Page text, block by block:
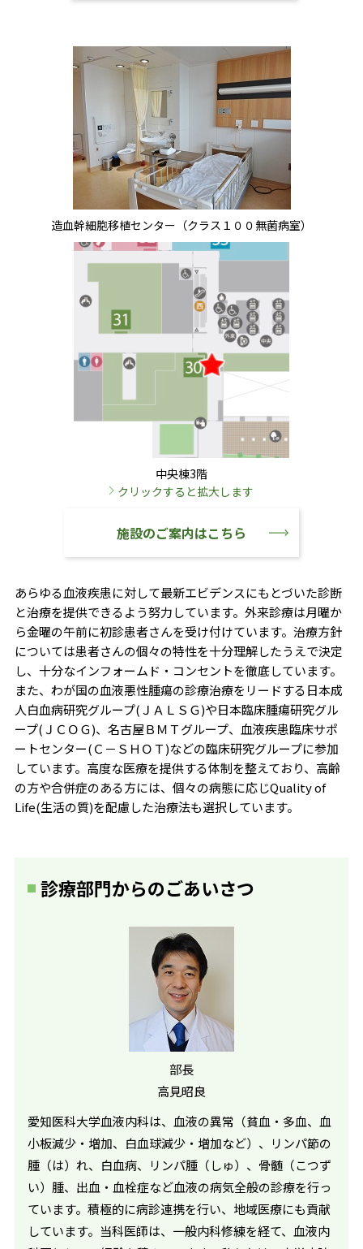
造血幹細胞移植センター（クラス１００無菌病室）
中央棟3階
クリックすると拡大します
施設のご案内はこちら
あらゆる血液疾患に対して最新エビデンスにもとづいた診断
と治療を提供できるよう努力しています。外来診療は月曜か
ら金曜の午前に初診患者さんを受け付けています。治療方針
については患者さんの個々の特性を十分理解したうえで決定
し、十分なインフォームド・コンセントを徹底しています。
また、わが国の血液悪性腫瘍の診療治療をリードする日本成
人白血病研究グループ(ＪＡＬＳＧ)や日本臨床腫瘍研究グル
ープ(ＪＣＯＧ)、名古屋ＢＭＴグループ、血液疾患臨床サポ
ートセンター(Ｃ－ＳＨＯＴ)などの臨床研究グループに参加
しています。高度な医療を提供する体制を整えており、高齢
の方や合併症のある方には、個々の病態に応じQuality of
Life(生活の質)を配慮した治療法も選択しています。
診療部門からのごあいさつ
部長
高見昭良
愛知医科大学血液内科は、血液の異常（貧血・多血、血
小板減少・増加、白血球減少・増加など）、リンパ節の
腫（は）れ、白血病、リンパ腫（しゅ）、骨髄（こつず
い）腫、出血・血栓症など血液の病気全般の診療を行っ
ています。積極的に病診連携を行い、地域医療にも貢献
しています。当科医師は、一般内科修練を経て、血液内